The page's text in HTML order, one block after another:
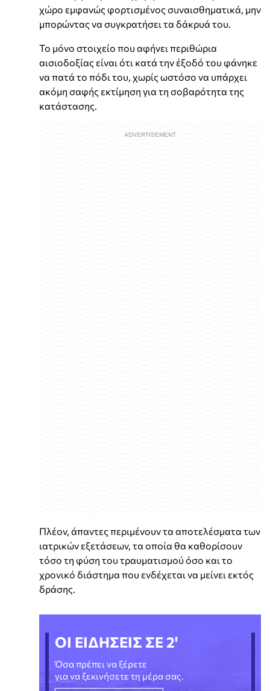
χώρο εμφανώς φορτισμένος συναισθηματικά, μην
μπορώντας να συγκρατήσει τα δάκρυά του.
Το μόνο στοιχείο που αφήνει περιθώρια
αισιοδοξίας είναι ότι κατά την έξοδό του φάνηκε
να πατά το πόδι του, χωρίς ωστόσο να υπάρχει
ακόμη σαφής εκτίμηση για τη σοβαρότητα της
κατάστασης.
Πλέον, άπαντες περιμένουν τα αποτελέσματα των
ιατρικών εξετάσεων, τα οποία θα καθορίσουν
τόσο τη φύση του τραυματισμού όσο και το
χρονικό διάστημα που ενδέχεται να μείνει εκτός
δράσης.
ΟΙ ΕΙΔΗΣΕΙΣ ΣΕ 2'
Όσα πρέπει να ξέρετε
για να ξεκινήσετε τη μέρα σας.